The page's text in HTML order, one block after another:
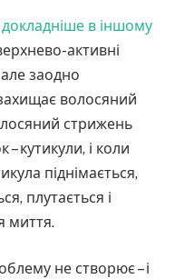
в іншому
активні
заодно
волосяний
стрижень
– кутикули, і коли
піднімається,
плутається і
миття.
не створює – і